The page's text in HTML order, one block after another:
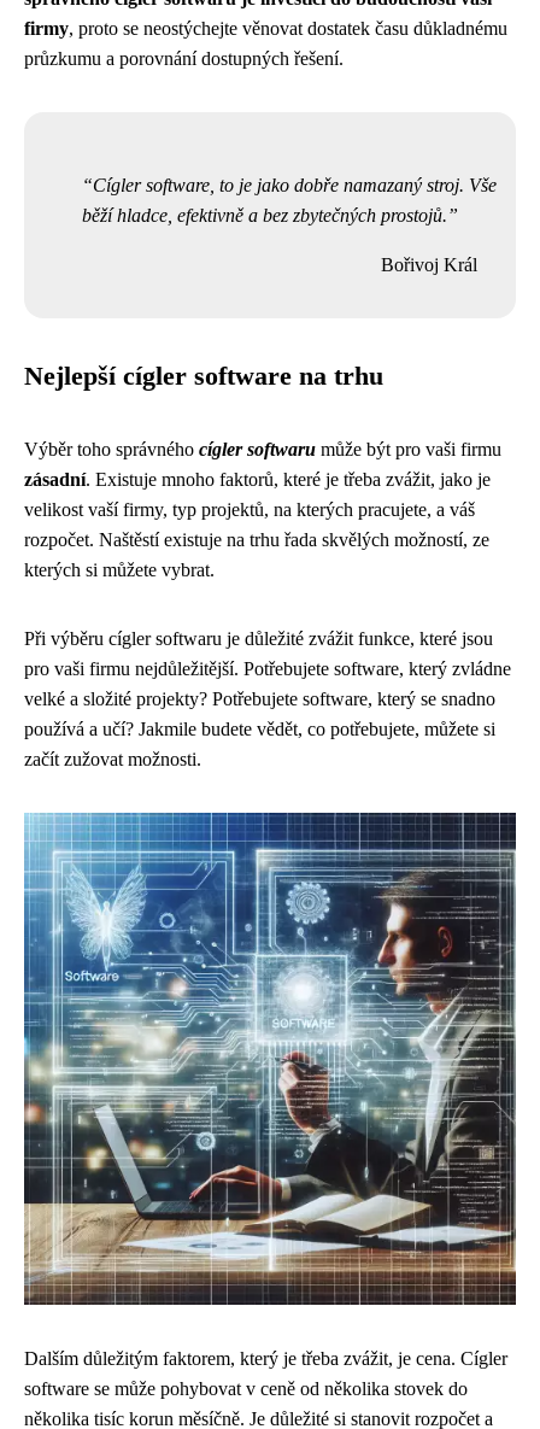
firmy, proto se neostýchejte věnovat dostatek času důkladnému
průzkumu a porovnání dostupných řešení.
Cígler software, to je jako dobře namazaný stroj. Vše
běží hladce, efektivně a bez zbytečných prostojů.
Bořivoj Král
Nejlepší cígler software na trhu
Výběr toho správného cígler softwaru může být pro vaši firmu
zásadní. Existuje mnoho faktorů, které je třeba zvážit, jako je
velikost vaší firmy, typ projektů, na kterých pracujete, a váš
rozpočet. Naštěstí existuje na trhu řada skvělých možností, ze
kterých si můžete vybrat.
Při výběru cígler softwaru je důležité zvážit funkce, které jsou
pro vaši firmu nejdůležitější. Potřebujete software, který zvládne
velké a složité projekty? Potřebujete software, který se snadno
používá a učí? Jakmile budete vědět, co potřebujete, můžete si
začít zužovat možnosti.
Dalším důležitým faktorem, který je třeba zvážit, je cena. Cígler
software se může pohybovat v ceně od několika stovek do
několika tisíc korun měsíčně. Je důležité si stanovit rozpočet a